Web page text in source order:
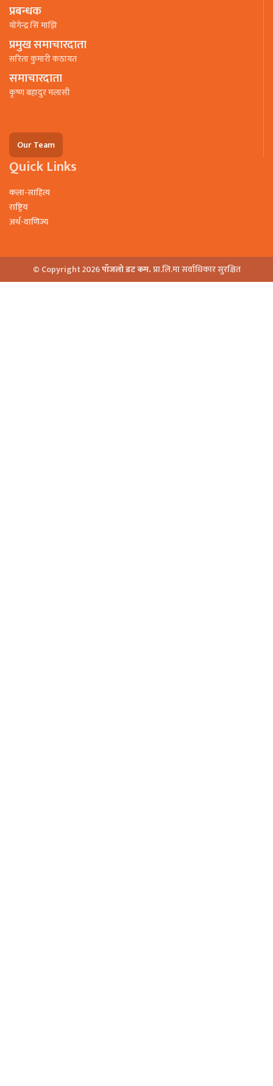
प्रबन्धक
याेगेन्द्र सिं माझि
प्रमुख समाचारदाता
सरिता कुमारी कठायत
समाचारदाता
कृष्ण बहादुर मलासी
Our Team
Quick Links
कला-साहित्य
राष्ट्रिय
अर्थ-वाणिज्य
© Copyright 2026पाँजलो डट कम.प्रा.लि.मा सर्वाधिकार सुरक्षित